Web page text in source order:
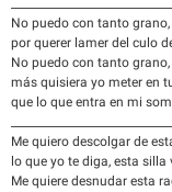
No puedo con tanto
por querer lamer del culo
No puedo con tanto
más quisiera yo meter en
que lo que entra en mi
Me quiero descolgar de
lo que yo te diga, esta silla
Me quiere desnudar esta